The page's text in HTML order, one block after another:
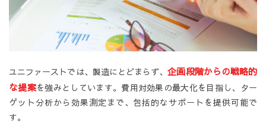
ユニファーストでは、製造にとどまらず、企画段階からの戦略的
な提案を強みとしています。費用対効果の最大化を目指し、ター
ゲット分析から効果測定まで、包括的なサポートを提供可能で
す。